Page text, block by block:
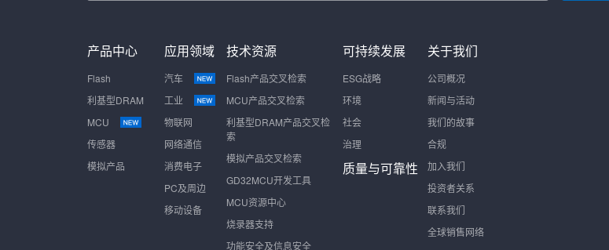
产品中心
Flash
利基型DRAM
MCU
传感器
模拟产品
应用领域
汽车
工业
物联网
网络通信
消费电子
PC及周边
移动设备
技术资源
Flash产品交叉检索
MCU产品交叉检索
利基型DRAM产品交叉检
索
模拟产品交叉检索
GD32MCU开发工具
MCU资源中心
烧录器支持
功能安全及信息安全
可持续发展
ESG战略
环境
社会
治理
质量与可靠性
关于我们
公司概况
新闻与活动
我们的故事
合规
加入我们
投资者关系
联系我们
全球销售网络